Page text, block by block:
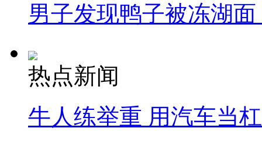
男子发现鸭子被冻湖
热点新闻
牛人练举重 用汽车当